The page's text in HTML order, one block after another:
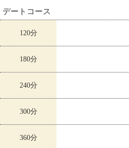
デートコース
120分
180分
240分
300分
360分